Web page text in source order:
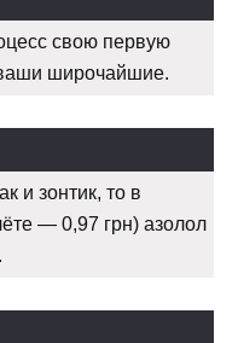
свою первую
широчайшие.
и зонтик, то в
— 0,97 грн) азолол